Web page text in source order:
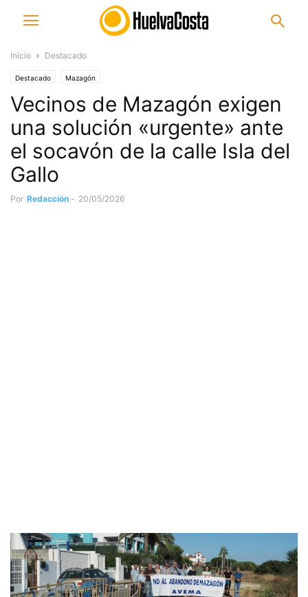
Inicio Destacado
Destacado Mazagón
Vecinos de Mazagón exigen
una solución «urgente» ante
el socavón de la calle Isla del
Gallo
Por Redacción - 20/05/2026